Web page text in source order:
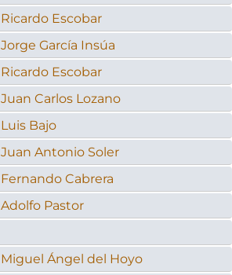
Ricardo Escobar
Jorge García Insúa
Ricardo Escobar
Juan Carlos Lozano
Luis Bajo
Juan Antonio Soler
Fernando Cabrera
Adolfo Pastor
Miguel Ángel del Hoyo